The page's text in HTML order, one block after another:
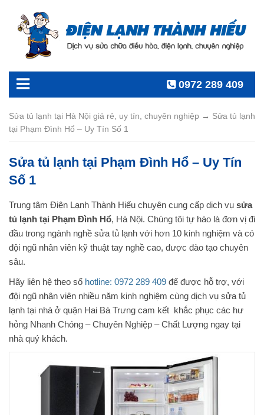
0972 289 409
Sửa tủ lạnh tại Hà Nội giá rẻ, uy tín, chuyên nghiệp → Sửa tủ lạnh
tại Phạm Đình Hổ – Uy Tín Số 1
Sửa tủ lạnh tại Phạm Đình Hổ – Uy Tín
Số 1
Trung tâm Điện Lạnh Thành Hiếu chuyên cung cấp dịch vụ sửa
tủ lạnh tại Phạm Đình Hổ, Hà Nội. Chúng tôi tự hào là đơn vị đi
đầu trong ngành nghề sửa tủ lạnh với hơn 10 kinh nghiệm và có
đội ngũ nhân viên kỹ thuật tay nghề cao, được đào tạo chuyên
sâu.
Hãy liên hệ theo số hotline: 0972 289 409 để được hỗ trợ, với
đội ngũ nhân viên nhiều năm kinh nghiệm cùng dịch vụ sửa tủ
lạnh tại nhà ở quận Hai Bà Trưng cam kết khắc phục các hư
hỏng Nhanh Chóng – Chuyên Nghiệp – Chất Lượng ngay tại
nhà quý khách.